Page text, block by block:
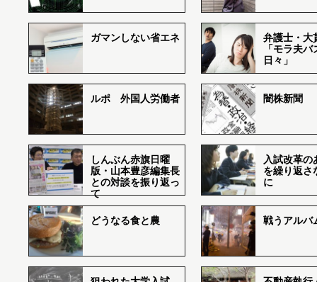
ガマンしない省エネ
弁護士・大
「モラ夫
日々」
ルポ 外国人労働者 闇株新聞
しんぶん赤旗日曜
版・山本豊彦編集長
との対談を振り返っ
て
入試改革の
を繰り返さ
に
どうなる食と農 戦うアルバ